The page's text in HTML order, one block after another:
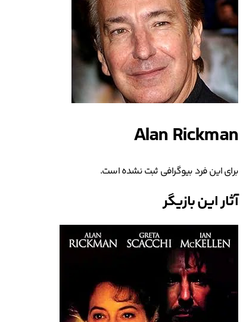
Alan Rickman
برای این فرد بیوگرافی ثبت نشده است.
آثار این بازیگر